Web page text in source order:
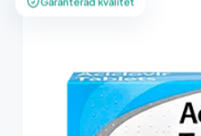
Garanterad kvalitet